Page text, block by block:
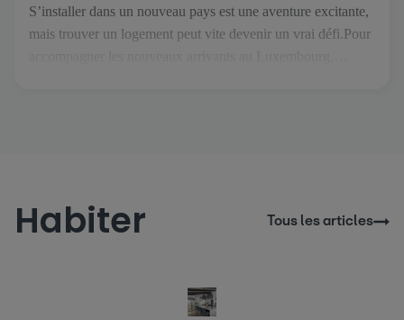
S’installer dans un nouveau pays est une aventure excitante,
mais trouver un logement peut vite devenir un vrai défi.Pour
Habiter Tous les articles